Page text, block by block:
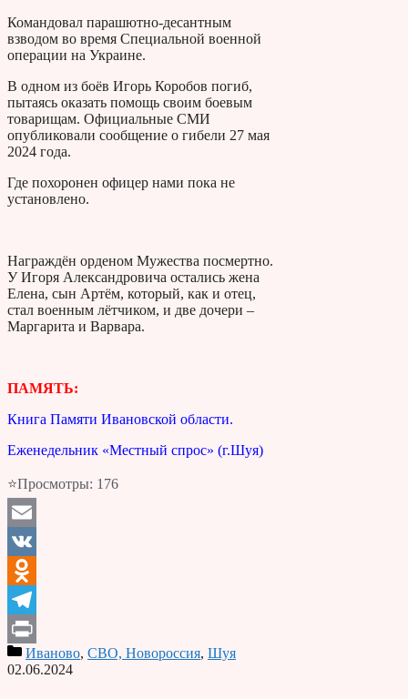
Командовал парашютно-десантным
взводом во время Специальной военной
операции на Украине.
В одном из боёв Игорь Коробов погиб,
пытаясь оказать помощь своим боевым
товарищам. Официальные СМИ
опубликовали сообщение о гибели 27 мая
2024 года.
Где похоронен офицер нами пока не
установлено.
Награждён орденом Мужества посмертно.
У Игоря Александровича остались жена
Елена, сын Артём, который, как и отец,
стал военным лётчиком, и две дочери –
Маргарита и Варвара.
ПАМЯТЬ:
Книга Памяти Ивановской области.
Еженедельник «Местный спрос» (г.Шуя)
⭐Просмотры: 176
Email
VK
Odnoklassniki
Telegram
PrintИваново, СВО, Новороссия, Шуя
02.06.2024